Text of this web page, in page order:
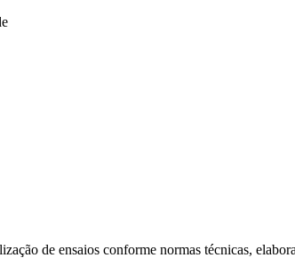
de ensaios conforme normas técnicas,